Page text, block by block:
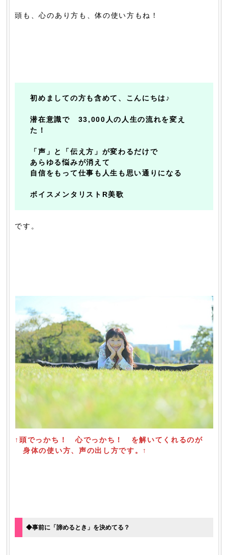
頭も、心のあり方も、体の使い方もね！
初めましての方も含めて、こんにちは♪
潜在意識で 33,000人の人生の流れを変え
た！
「声」と「伝え方」が変わるだけで
あらゆる悩みが消えて
自信をもって仕事も人生も思い通りになる
ボイスメンタリストR美歌
です。
↑頭でっかち！ 心でっかち！ を解いてくれるのが
身体の使い方、声の出し方です。↑
◆事前に「諦めるとき」を決めてる？